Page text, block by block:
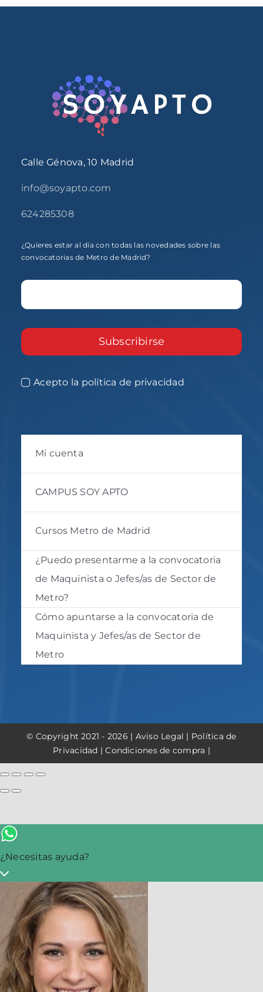
Calle Génova, 10 Madrid
info@soyapto.com
624285308
¿Quieres estar al día con todas las novedades sobre las
convocatorias de Metro de Madrid?
Subscribirse
Acepto la política de privacidad
Mi cuenta
CAMPUS SOY APTO
Cursos Metro de Madrid
¿Puedo presentarme a la convocatoria
de Maquinista o Jefes/as de Sector de
Metro?
Cómo apuntarse a la convocatoria de
Maquinista y Jefes/as de Sector de
Metro
© Copyright 2021 - 2026 | Aviso Legal | Política de
Privacidad |Condiciones de compra |
¿Necesitas ayuda?